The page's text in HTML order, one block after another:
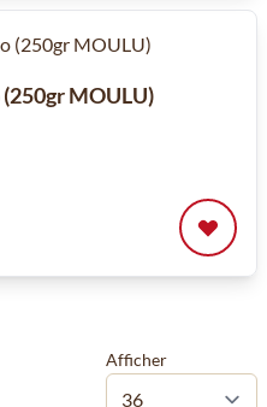
MOULU)
Afficher